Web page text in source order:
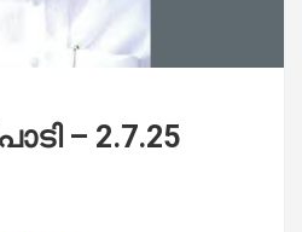
– 2.7.25